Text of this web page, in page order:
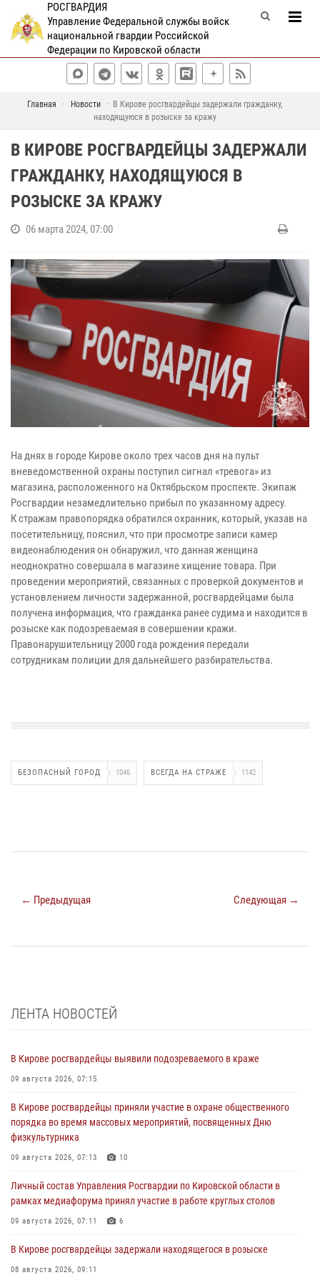
РОСГВАРДИЯ
Управление Федеральной службы войск
национальной гвардии Российской
Федерации по Кировской области
Главная Новости
В Кирове росгвардейцы задержали гражданку,
находящуюся в розыске за кражу
В КИРОВЕ РОСГВАРДЕЙЦЫ ЗАДЕРЖАЛИ
ГРАЖДАНКУ, НАХОДЯЩУЮСЯ В
РОЗЫСКЕ ЗА КРАЖУ
06 марта 2024, 07:00
На днях в городе Кирове около трех часов дня на пульт
вневедомственной охраны поступил сигнал «тревога» из
магазина, расположенного на Октябрьском проспекте. Экипаж
Росгвардии незамедлительно прибыл по указанному адресу.
К стражам правопорядка обратился охранник, который, указав на
посетительницу, пояснил, что при просмотре записи камер
видеонаблюдения он обнаружил, что данная женщина
неоднократно совершала в магазине хищение товара. При
проведении мероприятий, связанных с проверкой документов и
установлением личности задержанной, росгвардейцами была
получена информация, что гражданка ранее судима и находится в
розыске как подозреваемая в совершении кражи.
Правонарушительницу 2000 года рождения передали
сотрудникам полиции для дальнейшего разбирательства.
БЕЗОПАСНЫЙ ГОРОД 1046 ВСЕГДА НА СТРАЖЕ 1142
← Предыдущая Следующая →
ЛЕНТА НОВОСТЕЙ
В Кирове росгвардейцы выявили подозреваемого в краже
09 августа 2026, 07:15
В Кирове росгвардейцы приняли участие в охране общественного
порядка во время массовых мероприятий, посвященных Дню
физкультурника
09 августа 2026, 07:13 10
Личный состав Управления Росгвардии по Кировской области в
рамках медиафорума принял участие в работе круглых столов
09 августа 2026, 07:11 6
В Кирове росгвардейцы задержали находящегося в розыске
08 августа 2026, 09:11